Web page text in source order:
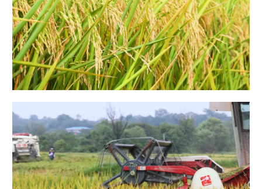
四川 贵州 云南 西藏
陕西 甘肃 青海 宁夏
新疆 内蒙古 黑龙江
多语种频道
English Español Français عربى
Русский язык 日本語 한국어
Deutsch Português